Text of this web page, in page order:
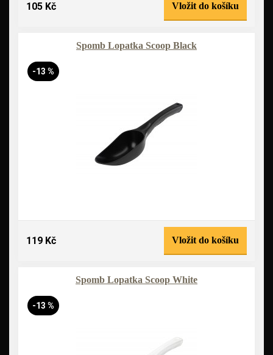
105 Kč Vložit do košíku
Spomb Lopatka Scoop Black
-13 %
119 Kč Vložit do košíku
Spomb Lopatka Scoop White
-13 %